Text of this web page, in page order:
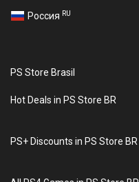
Россия RU
PS Store Brasil
Hot Deals in PS Store BR
PS+ Discounts in PS Store BR